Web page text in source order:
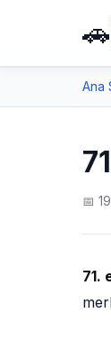
🚗
Ana
📅
71.